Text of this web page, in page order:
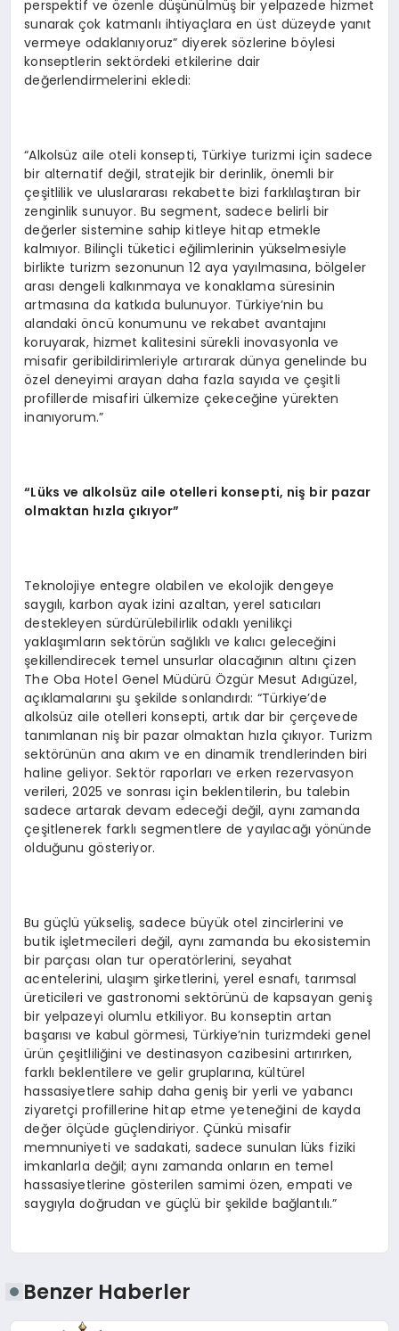
perspektif ve özenle düşünülmüş bir yelpazede hizmet
sunarak çok katmanlı ihtiyaçlara en üst düzeyde yanıt
vermeye odaklanıyoruz” diyerek sözlerine böylesi
konseptlerin sektördeki etkilerine dair
değerlendirmelerini ekledi:
“Alkolsüz aile oteli konsepti, Türkiye turizmi için sadece
bir alternatif değil, stratejik bir derinlik, önemli bir
çeşitlilik ve uluslararası rekabette bizi farklılaştıran bir
zenginlik sunuyor. Bu segment, sadece belirli bir
değerler sistemine sahip kitleye hitap etmekle
kalmıyor. Bilinçli tüketici eğilimlerinin yükselmesiyle
birlikte turizm sezonunun 12 aya yayılmasına, bölgeler
arası dengeli kalkınmaya ve konaklama süresinin
artmasına da katkıda bulunuyor. Türkiye’nin bu
alandaki öncü konumunu ve rekabet avantajını
koruyarak, hizmet kalitesini sürekli inovasyonla ve
misafir geribildirimleriyle artırarak dünya genelinde bu
özel deneyimi arayan daha fazla sayıda ve çeşitli
profillerde misafiri ülkemize çekeceğine yürekten
inanıyorum.”
“Lüks ve alkolsüz aile otelleri konsepti, niş bir pazar
olmaktan hızla çıkıyor”
Teknolojiye entegre olabilen ve ekolojik dengeye
saygılı, karbon ayak izini azaltan, yerel satıcıları
destekleyen sürdürülebilirlik odaklı yenilikçi
yaklaşımların sektörün sağlıklı ve kalıcı geleceğini
şekillendirecek temel unsurlar olacağının altını çizen
The Oba Hotel Genel Müdürü Özgür Mesut Adıgüzel,
açıklamalarını şu şekilde sonlandırdı: “Türkiye’de
alkolsüz aile otelleri konsepti, artık dar bir çerçevede
tanımlanan niş bir pazar olmaktan hızla çıkıyor. Turizm
sektörünün ana akım ve en dinamik trendlerinden biri
haline geliyor. Sektör raporları ve erken rezervasyon
verileri, 2025 ve sonrası için beklentilerin, bu talebin
sadece artarak devam edeceği değil, aynı zamanda
çeşitlenerek farklı segmentlere de yayılacağı yönünde
olduğunu gösteriyor.
Bu güçlü yükseliş, sadece büyük otel zincirlerini ve
butik işletmecileri değil, aynı zamanda bu ekosistemin
bir parçası olan tur operatörlerini, seyahat
acentelerini, ulaşım şirketlerini, yerel esnafı, tarımsal
üreticileri ve gastronomi sektörünü de kapsayan geniş
bir yelpazeyi olumlu etkiliyor. Bu konseptin artan
başarısı ve kabul görmesi, Türkiye’nin turizmdeki genel
ürün çeşitliliğini ve destinasyon cazibesini artırırken,
farklı beklentilere ve gelir gruplarına, kültürel
hassasiyetlere sahip daha geniş bir yerli ve yabancı
ziyaretçi profillerine hitap etme yeteneğini de kayda
değer ölçüde güçlendiriyor. Çünkü misafir
memnuniyeti ve sadakati, sadece sunulan lüks fiziki
imkanlarla değil; aynı zamanda onların en temel
hassasiyetlerine gösterilen samimi özen, empati ve
saygıyla doğrudan ve güçlü bir şekilde bağlantılı.”
Benzer Haberler